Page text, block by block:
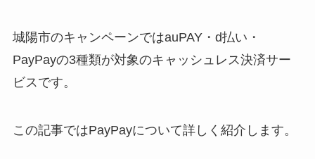
城陽市のキャンペーンではauPAY・d払い・
PayPayの3種類が対象のキャッシュレス決済サー
ビスです。
この記事ではPayPayについて詳しく紹介します。